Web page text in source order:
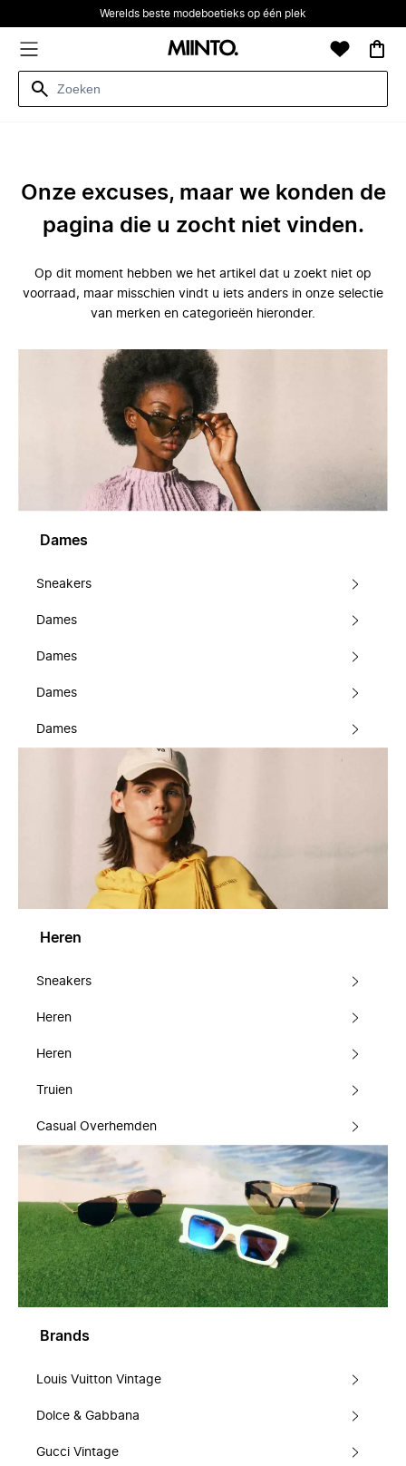
Werelds beste modeboetieks op één plek
Onze excuses, maar we konden de
pagina die u zocht niet vinden.
Op dit moment hebben we het artikel dat u zoekt niet op
voorraad, maar misschien vindt u iets anders in onze selectie
van merken en categorieën hieronder.
Dames
Sneakers
Dames
Dames
Dames
Dames
Heren
Sneakers
Heren
Heren
Truien
Casual Overhemden
Brands
Louis Vuitton Vintage
Dolce & Gabbana
Gucci Vintage